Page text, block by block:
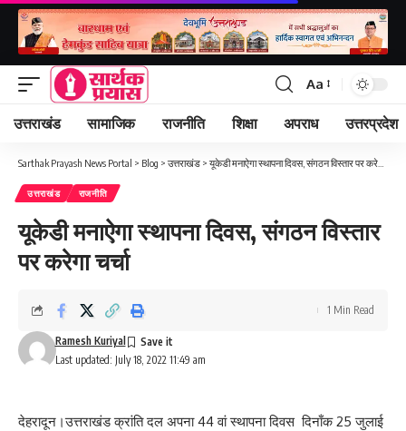
Font
Resizer
Aa
उत्तराखंड सामाजिक राजनीति शिक्षा अपराध उत्तरप्रदेश
Sarthak Prayash News Portal > Blog > उत्तराखंड > यूकेडी मनाऐगा स्थापना दिवस, संगठन विस्तार पर करेगा चर्चा
उत्तराखंड राजनीति
यूकेडी मनाऐगा स्थापना दिवस, संगठन विस्तार
पर करेगा चर्चा
Last updated: July 18, 2022 11:49 am
Ramesh Kuriyal
1 Min Read
देहरादून।उत्तराखंड क्रांति दल अपना 44 वां स्थापना दिवस दिनाँक 25 जुलाई